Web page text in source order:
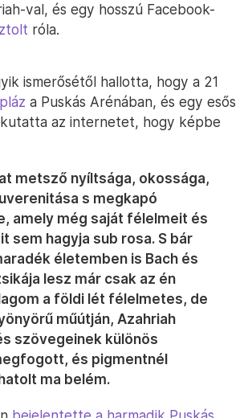
val, és egy hosszú Facebook-
róla.
ismerősétől hallotta, hogy a 21
a Puskás Arénában, és egy esős
az internetet, hogy képbe
metsző nyíltsága, okossága,
s megkapó
amely még saját félelmeit és
sem hagyja sub rosa. S bár
életemben is Bach és
lesz már csak az én
a földi lét félelmetes, de
műútján, Azahriah
szövegeinek különös
és pigmentnél
ma belém.